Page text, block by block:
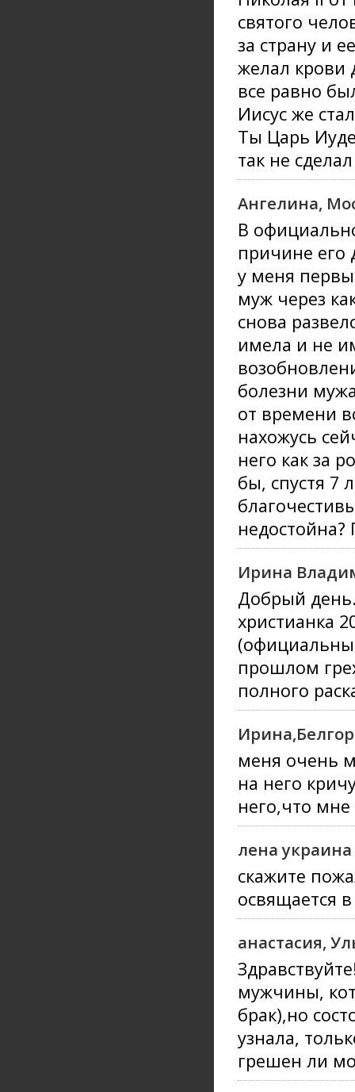
святого
за страну и
желал крови
все равно
Иисус же
Ты Царь
так не
Ангелина,
В
причине его
у меня
муж через
снова
имела и не
болезни
от времени
нахожусь
него как за
бы, спустя 7
Ирина
Добрый
христианка
прошлом
полного
меня очень
на него
него,что мне
лена украина
скажите
освящается
анастасия,
мужчины,
брак),но
узнала,
грешен ли